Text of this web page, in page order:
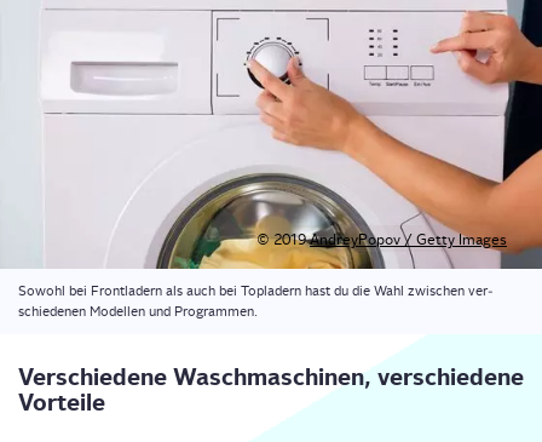
© 2019Andrey­Po­pov / Get­ty Images
Sowohl bei Front­la­dern als auch bei Top­la­dern hast du die Wahl zwi­schen ver­
schie­de­nen Model­len und Programmen.
Ver­schie­de­ne Wasch­ma­schi­nen, ver­schie­de­ne
Vorteile